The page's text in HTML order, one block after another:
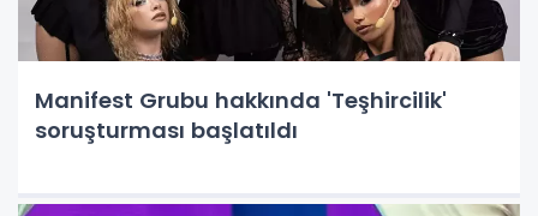
Manifest Grubu hakkında 'Teşhircilik'
soruşturması başlatıldı